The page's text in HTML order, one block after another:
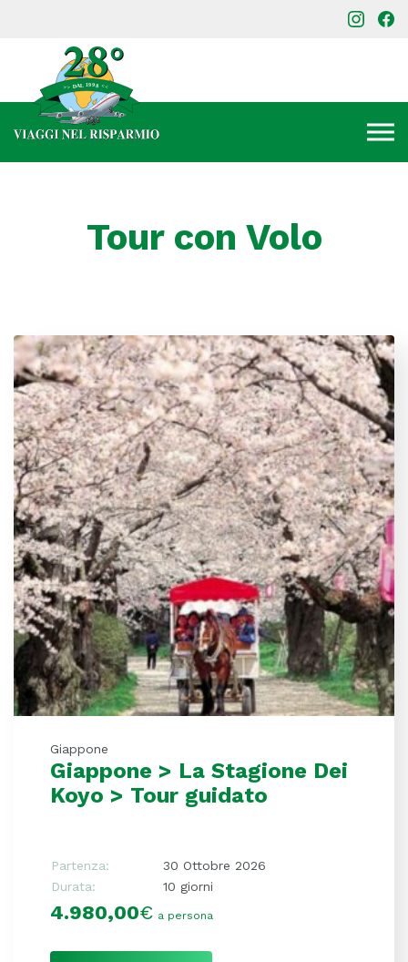
Tour con Volo
Giappone
Giappone > La Stagione Dei
Koyo > Tour guidato
Partenza:
30 Ottobre 2026
Durata:
10 giorni
4.980,00€ a persona